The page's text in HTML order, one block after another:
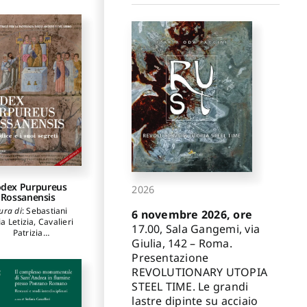
Antonello,
Giancarlo,
Garau Chiara,
Carla,
Carillo Saverio,
Marina,
Stefano,
Donatella,Siddi
,Serafini
Lucia,Fiengo
,Kirova
K.,Cadinu
,Abis Emanuela,
Caterina,
Paolo,Perez
, Corti Enrico,
Massimo
Pitzalis Efisio,
Claudio,
Luigi,Musso
,
Margaritella
Paolo
Purpureus
Rossanensis
di:Sebastiani
Letizia, Cavalieri
Patrizia
,Antonio
Aprelino,Pietro
Baraldi,Marina
2026
6 novembre 2026, ore
17.00, Sala Gangemi, via
Giulia, 142 – Roma.
Presentazione
REVOLUTIONARY UTOPIA
STEEL TIME. Le grandi
lastre dipinte su acciaio